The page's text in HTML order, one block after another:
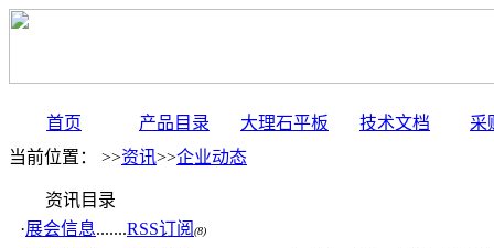
首页 产品目录 大理石平板 技术文档
采
当前位置： >>资讯>>企业动态
资讯目录
·展会信息.......RSS订阅 (8)